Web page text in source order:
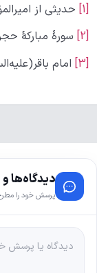
[1]
حدیثی از
[2]
سورۀ مبارکۀ حجر
[3]
امام
دیدگاه‌ها
پرسش خود را مطرح